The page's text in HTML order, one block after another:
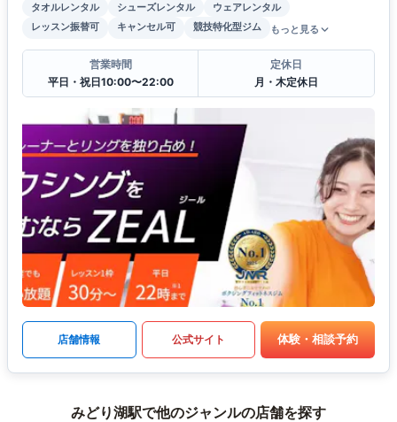
タオルレンタル シューズレンタル
ウェアレンタル
レッスン振替可
キャンセル可 競技特化型ジム もっと見る
営業時間
平日・祝日10:00〜22:00
定休日
月・木定休日
店舗情報 公式サイト 体験・相談予約
みどり湖駅で他のジャンルの店舗を探す